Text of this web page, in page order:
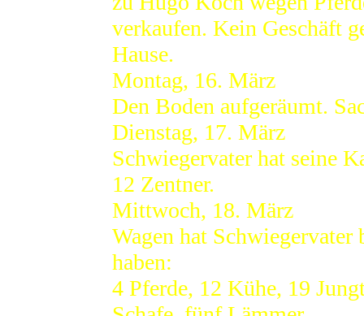
verkaufen. Kein Geschäft
Hause.
Montag, 16. März
Den Boden aufgeräumt.
Dienstag, 17. März
Schwiegervater hat seine
12 Zentner.
Mittwoch, 18. März
Wagen hat Schwiegervater
haben:
4 Pferde, 12 Kühe, 19